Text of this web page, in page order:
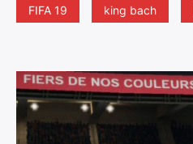
FIFA 19 king bach